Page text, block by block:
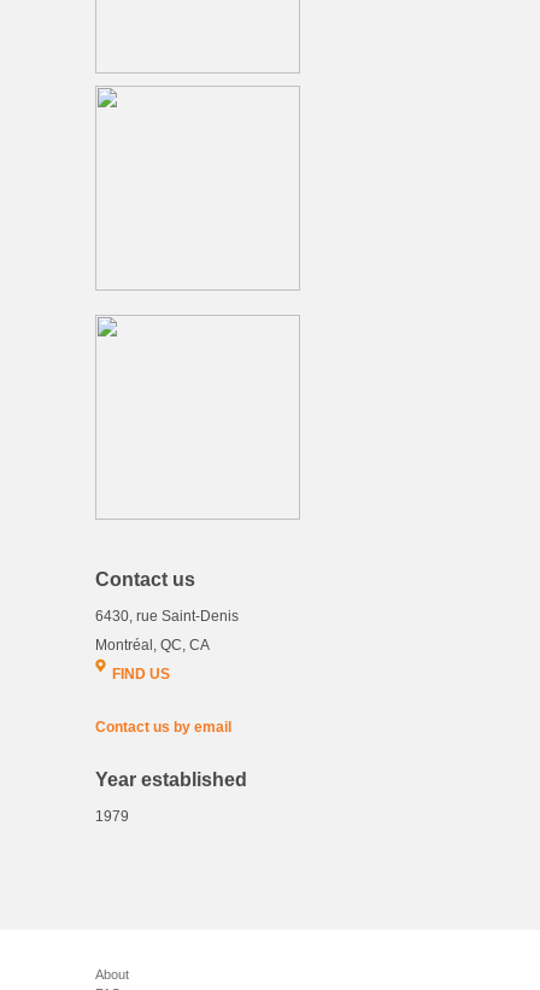
Contact us
6430, rue Saint-Denis
Montréal, QC, CA
FIND US
Contact us by email
Year established
1979
About